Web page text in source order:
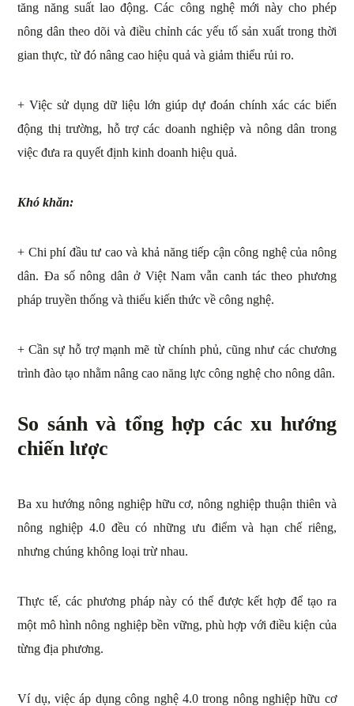
tăng năng suất lao động. Các công nghệ mới này cho phép
nông dân theo dõi và điều chỉnh các yếu tố sản xuất trong thời
gian thực, từ đó nâng cao hiệu quả và giảm thiểu rủi ro.
+ Việc sử dụng dữ liệu lớn giúp dự đoán chính xác các biến
động thị trường, hỗ trợ các doanh nghiệp và nông dân trong
việc đưa ra quyết định kinh doanh hiệu quả.
Khó khăn:
+ Chi phí đầu tư cao và khả năng tiếp cận công nghệ của nông
dân. Đa số nông dân ở Việt Nam vẫn canh tác theo phương
pháp truyền thống và thiếu kiến thức về công nghệ.
+ Cần sự hỗ trợ mạnh mẽ từ chính phủ, cũng như các chương
trình đào tạo nhằm nâng cao năng lực công nghệ cho nông dân.
So sánh và tổng hợp các xu hướng
chiến lược
Ba xu hướng nông nghiệp hữu cơ, nông nghiệp thuận thiên và
nông nghiệp 4.0 đều có những ưu điểm và hạn chế riêng,
nhưng chúng không loại trừ nhau.
Thực tế, các phương pháp này có thể được kết hợp để tạo ra
một mô hình nông nghiệp bền vững, phù hợp với điều kiện của
từng địa phương.
Ví dụ, việc áp dụng công nghệ 4.0 trong nông nghiệp hữu cơ